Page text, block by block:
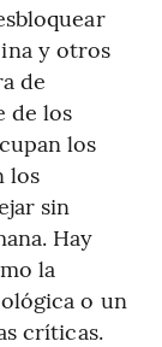
y otros
de
de los
los
los
sin
Hay
la
o un
críticas.